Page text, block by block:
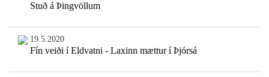
Stuð á Þingvöllum
19.5.2020
Fín veiði í Eldvatni - Laxinn mættur í Þjórsá